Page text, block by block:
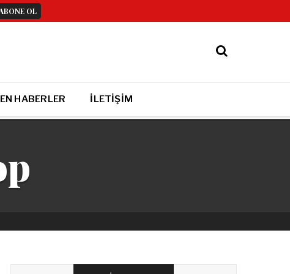
HABERLER İLETIŞIM